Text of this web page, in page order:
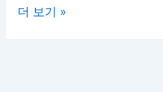
단
더 보기 »